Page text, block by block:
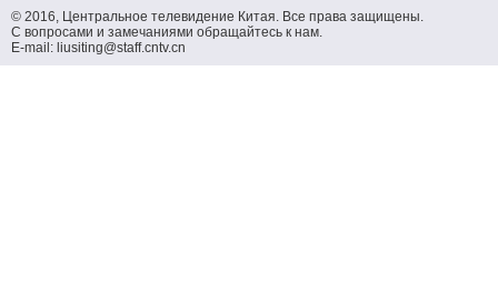
© 2016, Центральное телевидение Китая. Все права защищены.
С вопросами и замечаниями обращайтесь к нам.
E-mail: liusiting@staff.cntv.cn